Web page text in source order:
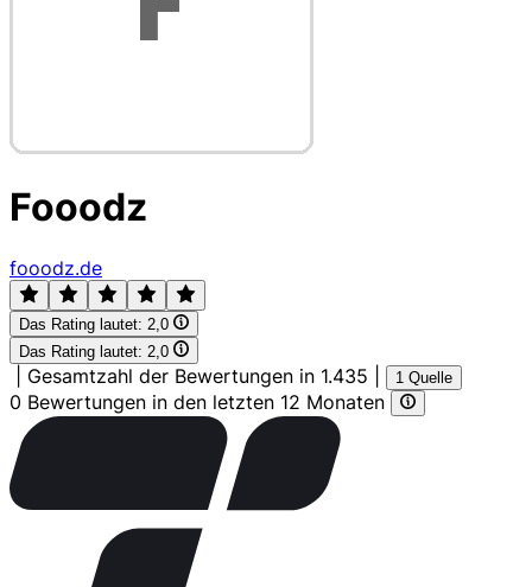
Fooodz
fooodz.de
Das Rating lautet: 2,0
Das Rating lautet: 2,0
Gesamtzahl der Bewertungen in 1.435 1 Quelle
0 Bewertungen in den letzten 12 Monaten